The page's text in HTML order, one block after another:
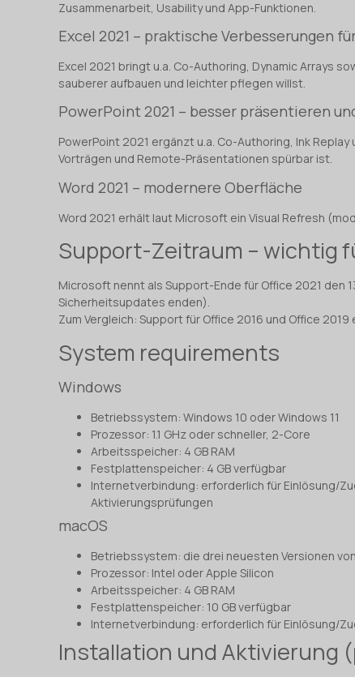
Zusammenarbeit, Usability und App-Funktionen.
Excel 2021 – praktische Verbesserungen
Excel 2021 bringt u.a. Co-Authoring, Dynamic Arrays
sauberer aufbauen und leichter pflegen willst.
PowerPoint 2021 – besser präsentieren
PowerPoint 2021 ergänzt u.a. Co-Authoring, Ink
Vorträgen und Remote-Präsentationen spürbar ist.
Word 2021 – modernere Oberfläche
Word 2021 erhält laut Microsoft ein Visual Refresh
Support-Zeitraum – wichtig
Microsoft nennt als Support-Ende für Office 2021 den
Sicherheitsupdates enden).
Zum Vergleich: Support für Office 2016 und Office
System requirements
Windows
Betriebssystem: Windows 10 oder Windows 11
Prozessor: 1.1 GHz oder schneller, 2-Core
Arbeitsspeicher: 4 GB RAM
Festplattenspeicher: 4 GB verfügbar
Internetverbindung: erforderlich für Einlösung/
Aktivierungsprüfungen
macOS
Betriebssystem: die drei neuesten Versionen
Prozessor: Intel oder Apple Silicon
Arbeitsspeicher: 4 GB RAM
Festplattenspeicher: 10 GB verfügbar
Internetverbindung: erforderlich für Einlösung/
Installation und Aktivierung